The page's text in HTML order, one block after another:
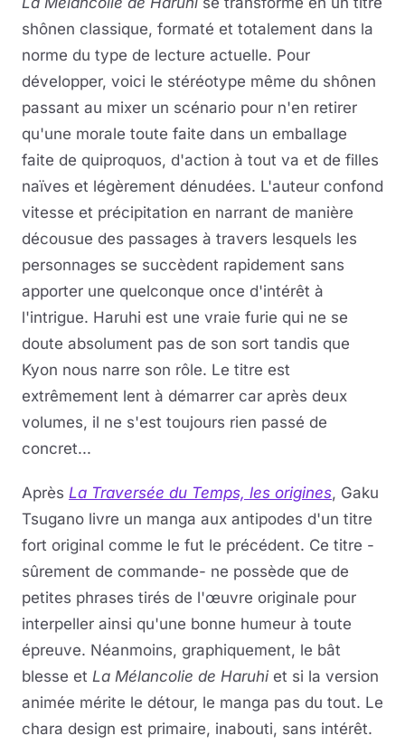
shônen classique, formaté et totalement dans la
norme du type de lecture actuelle. Pour
développer, voici le stéréotype même du shônen
passant au mixer un scénario pour n'en retirer
qu'une morale toute faite dans un emballage
faite de quiproquos, d'action à tout va et de filles
naïves et légèrement dénudées. L'auteur confond
vitesse et précipitation en narrant de manière
décousue des passages à travers lesquels les
personnages se succèdent rapidement sans
apporter une quelconque once d'intérêt à
l'intrigue. Haruhi est une vraie furie qui ne se
doute absolument pas de son sort tandis que
Kyon nous narre son rôle. Le titre est
extrêmement lent à démarrer car après deux
volumes, il ne s'est toujours rien passé de
concret...
Après La Traversée du Temps, les origines, Gaku
Tsugano livre un manga aux antipodes d'un titre
fort original comme le fut le précédent. Ce titre -
sûrement de commande- ne possède que de
petites phrases tirés de l'œuvre originale pour
interpeller ainsi qu'une bonne humeur à toute
épreuve. Néanmoins, graphiquement, le bât
blesse et La Mélancolie de Haruhi et si la version
animée mérite le détour, le manga pas du tout. Le
chara design est primaire, inabouti, sans intérêt.